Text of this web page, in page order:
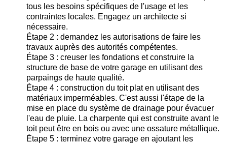
tous les besoins spécifiques de l'usage et les
contraintes locales. Engagez un architecte si
nécessaire.
Étape 2 : demandez les autorisations de faire les
travaux auprès des autorités compétentes.
Étape 3 : creuser les fondations et construire la
structure de base de votre garage en utilisant des
parpaings de haute qualité.
Étape 4 : construction du toit plat en utilisant des
matériaux imperméables. C'est aussi l'étape de la
mise en place du système de drainage pour évacuer
l'eau de pluie. La charpente qui est construite avant le
toit peut être en bois ou avec une ossature métallique.
Étape 5 : terminez votre garage en ajoutant les